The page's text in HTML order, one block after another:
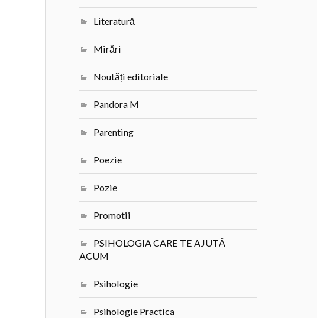
Literatură
Mirări
Noutăți editoriale
Pandora M
Parenting
Poezie
Pozie
Promotii
PSIHOLOGIA CARE TE AJUTĂ
ACUM
Psihologie
Psihologie Practica